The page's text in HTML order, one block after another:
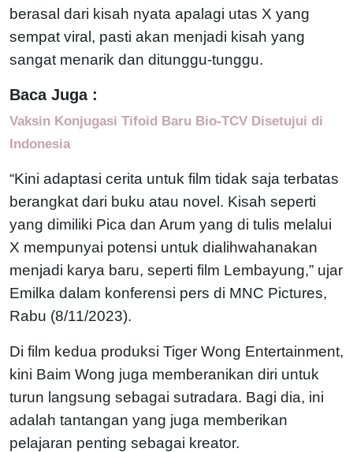
berasal dari kisah nyata apalagi utas X yang
sempat viral, pasti akan menjadi kisah yang
sangat menarik dan ditunggu-tunggu.
Baca Juga :
Vaksin Konjugasi Tifoid Baru Bio-TCV Disetujui di
Indonesia
“Kini adaptasi cerita untuk film tidak saja terbatas
berangkat dari buku atau novel. Kisah seperti
yang dimiliki Pica dan Arum yang di tulis melalui
X mempunyai potensi untuk dialihwahanakan
menjadi karya baru, seperti film Lembayung,” ujar
Emilka dalam konferensi pers di MNC Pictures,
Rabu (8/11/2023).
Di film kedua produksi Tiger Wong Entertainment,
kini Baim Wong juga memberanikan diri untuk
turun langsung sebagai sutradara. Bagi dia, ini
adalah tantangan yang juga memberikan
pelajaran penting sebagai kreator.